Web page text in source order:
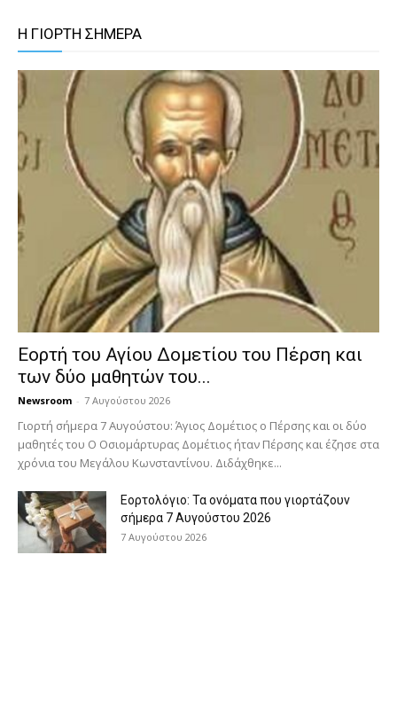
Η ΓΙΟΡΤΗ ΣΗΜΕΡΑ
Εορτή του Αγίου Δομετίου του Πέρση και
των δύο μαθητών του...
Newsroom - 7 Αυγούστου 2026
Γιορτή σήμερα 7 Αυγούστου: Άγιος Δομέτιος ο Πέρσης και οι δύο
μαθητές του Ο Oσιομάρτυρας Δομέτιος ήταν Πέρσης και έζησε στα
χρόνια του Μεγάλου Κωνσταντίνου. Διδάχθηκε...
Εορτολόγιο: Τα ονόματα που γιορτάζουν
σήμερα 7 Αυγούστου 2026
7 Αυγούστου 2026